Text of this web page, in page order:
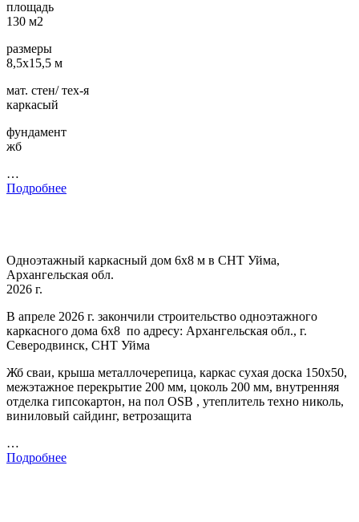
площадь
130 м2
размеры
8,5х15,5 м
мат. стен/ тех-я
каркасый
фундамент
жб
…
Подробнее
Одноэтажный каркасный дом 6х8 м в СНТ Уйма,
Архангельская обл.
2026 г.
В апреле 2026 г. закончили строительство одноэтажного
каркасного дома 6х8 по адресу: Архангельская обл., г.
Северодвинск, СНТ Уйма
Жб сваи, крыша металлочерепица, каркас сухая доска 150х50,
межэтажное перекрытие 200 мм, цоколь 200 мм, внутренняя
отделка гипсокартон, на пол OSB , утеплитель техно николь,
виниловый сайдинг, ветрозащита
…
Подробнее